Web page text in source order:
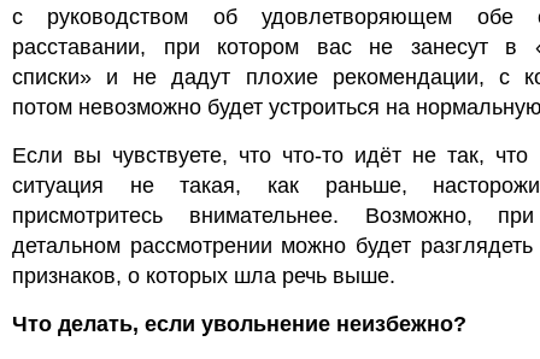
с руководством об удовлетворяющем обе
расставании, при котором вас не занесут в
списки» и не дадут плохие рекомендации, с
потом невозможно будет устроиться на
Если вы чувствуете, что что-то идёт не так, что
ситуация не такая, как раньше,
присмотритесь внимательнее. Возможно,
детальном рассмотрении можно будет
признаков, о которых шла речь выше.
Что делать, если увольнение неизбежно?